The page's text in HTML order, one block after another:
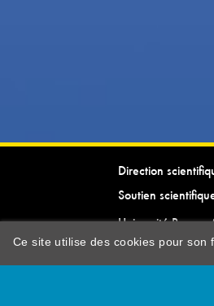
Direction
Soutien
Université
Ce site utilise des cookies pour son